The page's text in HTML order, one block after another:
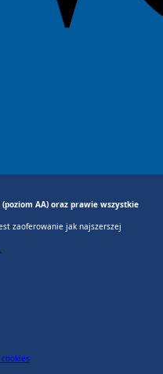
(poziom AA) oraz prawie wszystkie
zaoferowanie jak najszerszej